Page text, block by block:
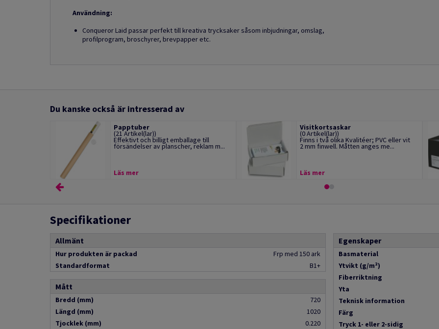
Användning:
Conqueror Laid passar perfekt till kreativa trycksaker såsom inbjudningar, omslag,
profilprogram, broschyrer, brevpapper etc.
Du kanske också är intresserad av
Papptuber
(21 Artikel(lar))
Effektivt och billigt emballage till
försändelser av planscher, reklam m...
Läs mer
Visitkortsaskar
(0 Artikel(lar))
Finns i två olika Kvalitéer; PVC eller vit
2 mm finwell. Måtten anges me...
Läs mer
Specifikationer
Allmänt
Hur produkten är packad
Frp med 150 ark
Standardformat
B1+
Mått
Bredd (mm)
720
Längd (mm)
1020
Tjocklek (mm)
0.220
Egenskaper
Basmaterial
Ytvikt (g/m²)
Fiberriktning
Yta
Teknisk information
Färg
Tryck 1- eller 2-sidig